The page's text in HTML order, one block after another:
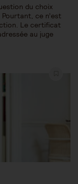
du choix
ce n’est
Le certificat
au juge